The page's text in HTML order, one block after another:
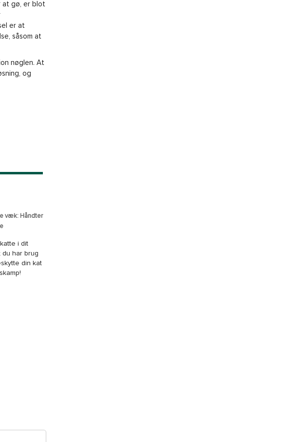
at gø, er blot
er at
såsom at
nøglen. At
og
væk: Håndter
i dit
du har brug
din kat